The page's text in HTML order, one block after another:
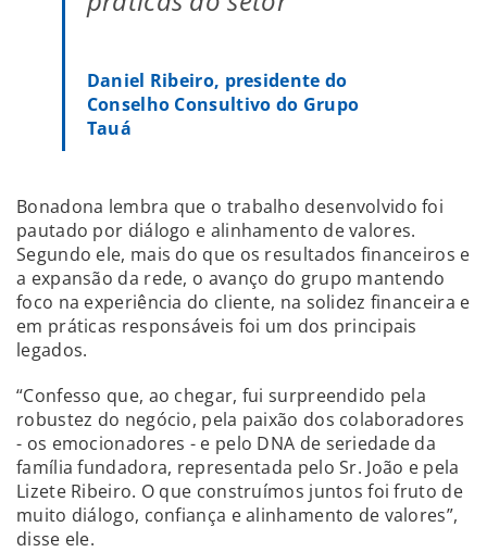
Daniel Ribeiro, presidente do
Conselho Consultivo do Grupo
Tauá
Bonadona lembra que o trabalho desenvolvido foi
pautado por diálogo e alinhamento de valores.
Segundo ele, mais do que os resultados financeiros e
a expansão da rede, o avanço do grupo mantendo
foco na experiência do cliente, na solidez financeira e
em práticas responsáveis foi um dos principais
legados.
“Confesso que, ao chegar, fui surpreendido pela
robustez do negócio, pela paixão dos colaboradores
- os emocionadores - e pelo DNA de seriedade da
família fundadora, representada pelo Sr. João e pela
Lizete Ribeiro. O que construímos juntos foi fruto de
muito diálogo, confiança e alinhamento de valores”,
disse ele.